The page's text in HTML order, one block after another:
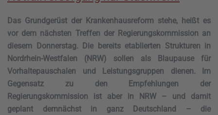
Das Grundgerüst der Krankenhausreform stehe, heißt es
vor dem nächsten Treffen der Regierungskommission an
diesem Donnerstag. Die bereits etablierten Strukturen in
Nordrhein-Westfalen (NRW) sollen als Blaupause für
Vorhaltepauschalen und Leistungsgruppen dienen. Im
Gegensatz zu den Empfehlungen der
Regierungskommission ist aber in NRW – und damit
geplant demnächst in ganz Deutschland – die